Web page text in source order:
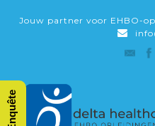
Jouw partner voor EHBO-